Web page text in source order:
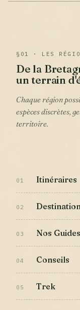
§01 · LES
De la
un terrain
Chaque région possède son propre cahier : reliefs, saisons,
espèces discrètes,
territoire.
01 Itinéraires
02
03 Nos Guides
04 Conseils
05 Trek